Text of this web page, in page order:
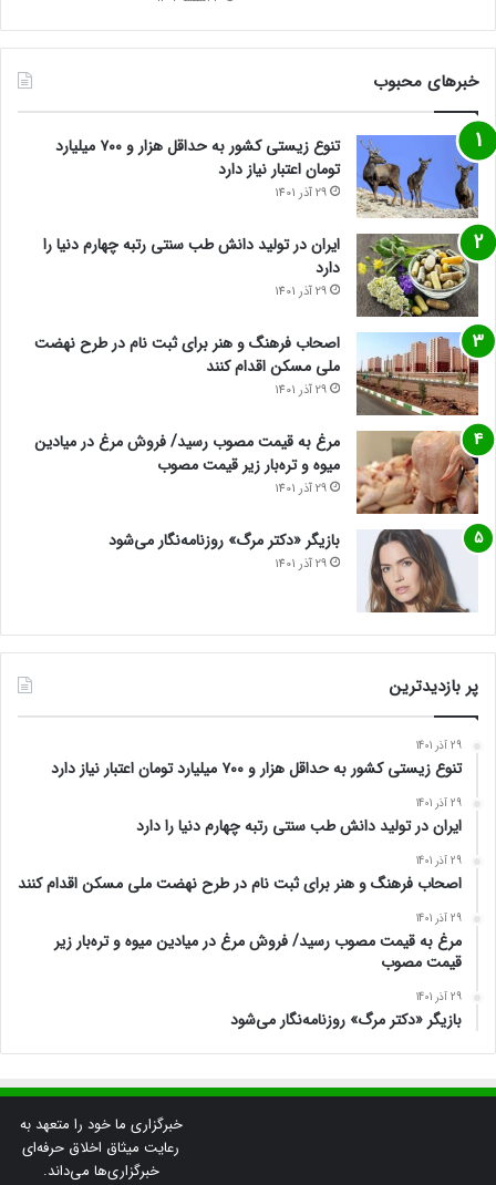
خبرهای محبوب
تنوع زیستی کشور به حداقل هزار و ۷۰۰ میلیارد
تومان اعتبار نیاز دارد
29 آذر 1401
ایران در تولید دانش طب سنتی رتبه چهارم دنیا را
دارد
29 آذر 1401
اصحاب فرهنگ و هنر برای ثبت نام در طرح نهضت
ملی مسکن اقدام کنند
29 آذر 1401
مرغ به قیمت مصوب رسید/ فروش مرغ در میادین
میوه و تره‌بار زیر قیمت مصوب
29 آذر 1401
بازیگر «دکتر مرگ» روزنامه‌نگار می‌شود
29 آذر 1401
پر بازدیدترین
29 آذر 1401
تنوع زیستی کشور به حداقل هزار و ۷۰۰ میلیارد تومان اعتبار نیاز دارد
29 آذر 1401
ایران در تولید دانش طب سنتی رتبه چهارم دنیا را دارد
29 آذر 1401
اصحاب فرهنگ و هنر برای ثبت نام در طرح نهضت ملی مسکن اقدام کنند
29 آذر 1401
مرغ به قیمت مصوب رسید/ فروش مرغ در میادین میوه و تره‌بار زیر
قیمت مصوب
29 آذر 1401
بازیگر «دکتر مرگ» روزنامه‌نگار می‌شود
خبرگزاری ما خود را متعهد به
رعایت میثاق اخلاق حرفه‌ای
خبرگزاری‌ها می‌داند.